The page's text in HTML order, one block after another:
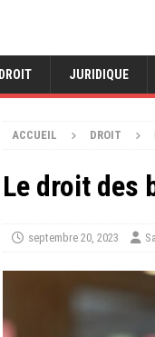
DROIT JURIDIQUE
ACCUEIL DROIT
Le droit des
septembre 20, 2023